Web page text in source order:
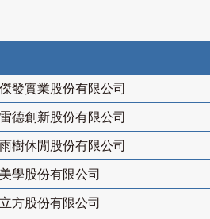
發實業股份有限公司
德創新股份有限公司
樹休閒股份有限公司
學股份有限公司
方股份有限公司